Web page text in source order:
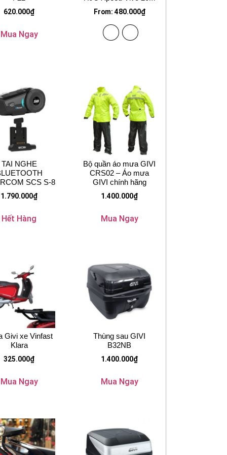
620.000₫
Mua Ngay
From: 480.000₫
TAI NGHE
SCS S-8
1.790.000₫
Hết Hàng
Bộ quần áo mưa GIVI
CRS02 – Áo mưa
GIVI chính hãng
1.400.000₫
Mua Ngay
Givi xe Vinfast
Klara
325.000₫
Mua Ngay
Thùng sau GIVI
B32NB
1.400.000₫
Mua Ngay